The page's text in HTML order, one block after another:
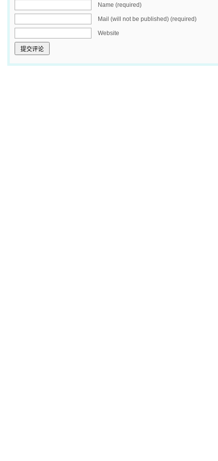
Name (required)
Mail (will not be published) (required)
Website